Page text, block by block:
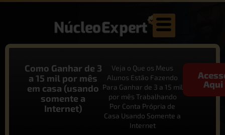
Como Ganhar de 3
a 15 mil por mês
em casa (usando
somente a
Internet)
Veja o Que os Meus
Alunos Estão Fazendo
Para Ganhar de 3 a 15 mil
por mês Trabalhando
Por Conta Própria de
Casa Usando Somente a
Internet
Aqui